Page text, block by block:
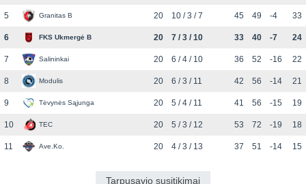
5 Granitas B 20 10 / 3 / 7 45 49 -4 33
6 FKS Ukmergė B 20 7 / 3 / 10 33 40 -7 24
7 Salininkai 20 6 / 4 / 10 36 52 -16 22
8 Modulis 20 6 / 3 / 11 42 56 -14 21
9 Tėvynės Sąjunga 20 5 / 4 / 11 41 56 -15 19
10 TEC 20 5 / 3 / 12 53 72 -19 18
11 Ave.Ko. 20 4 / 3 / 13 37 51 -14 15
Tarpusavio susitikimai